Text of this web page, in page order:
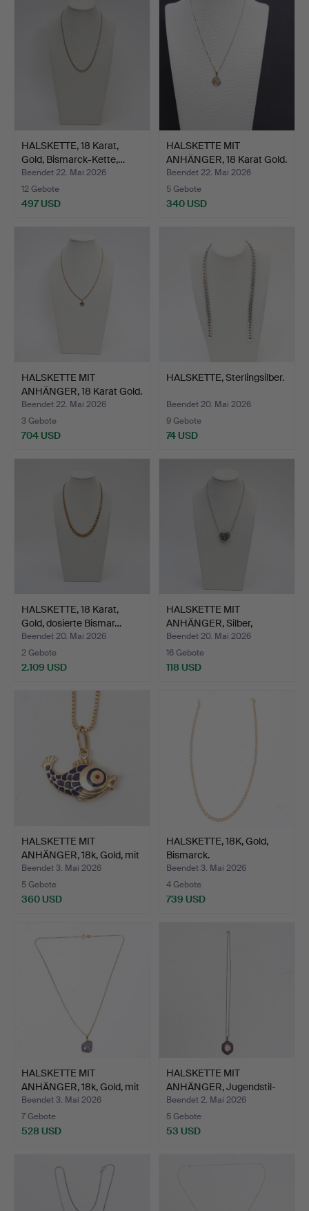
HALSKETTE, 18 Karat,
Gold, Bismarck-Kette,…
Beendet 22. Mai 2026
12 Gebote
497 USD
HALSKETTE MIT
ANHÄNGER, 18 Karat Gold.
Beendet 22. Mai 2026
5 Gebote
340 USD
HALSKETTE MIT
ANHÄNGER, 18 Karat Gold.
Beendet 22. Mai 2026
3 Gebote
704 USD
HALSKETTE, Sterlingsilber.
Beendet 20. Mai 2026
9 Gebote
74 USD
HALSKETTE, 18 Karat,
Gold, dosierte Bismar…
Beendet 20. Mai 2026
2 Gebote
2.109 USD
HALSKETTE MIT
ANHÄNGER, Silber,
herzförmig…
Beendet 20. Mai 2026
16 Gebote
118 USD
HALSKETTE MIT
ANHÄNGER, 18k, Gold, mit
Anh…
Beendet 3. Mai 2026
5 Gebote
360 USD
HALSKETTE, 18K, Gold,
Bismarck.
Beendet 3. Mai 2026
4 Gebote
739 USD
HALSKETTE MIT
ANHÄNGER, 18k, Gold, mit
gef…
Beendet 3. Mai 2026
7 Gebote
528 USD
HALSKETTE MIT
ANHÄNGER, Jugendstil-
Stil, e…
Beendet 2. Mai 2026
5 Gebote
53 USD